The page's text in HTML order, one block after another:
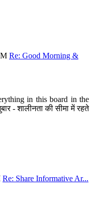
Re: Good Morning &
in this board in the
- शालीनता की सीमा में रहते
Re: Share Informative Ar...